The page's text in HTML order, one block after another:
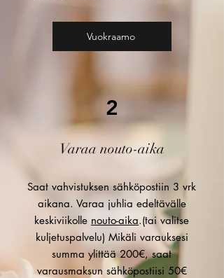
Vuokraamo
2
Varaa nouto-aika
Saat vahvistuksen sähköpostiin 3 vrk
aikana. Varaa juhlia edeltävälle
keskiviikolle nouto-aika.(tai valitse
kuljetuspalvelu) Mikäli varauksesi
summa ylittää 200€, saat
varausmaksun sähköpostiisi 50€​